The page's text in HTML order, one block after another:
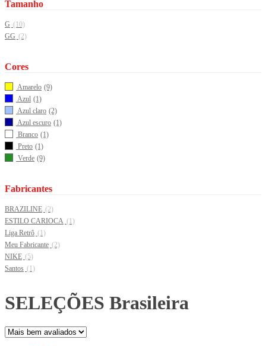
Tamanho
G (10)
GG (2)
Cores
Amarelo (9)
Azul (1)
Azul claro (2)
Azul escuro (1)
Branco (1)
Preto (1)
Verde (9)
Fabricantes
BRAZILINE (2)
ESTILO CARIOCA (1)
Liga Retrô (1)
Meu Fabricante (2)
NIKE (5)
Santos (1)
SELEÇÕES Brasileira